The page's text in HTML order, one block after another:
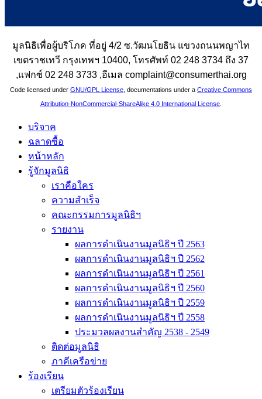
มูลนิธิเพื่อผู้บริโภค ที่อยู่ 4/2 ซ.วัฒนโยธิน แขวงถนนพญาไท
เขตราชเทวี กรุงเทพฯ 10400, โทรศัพท์ 02 248 3734 ถึง 37
,แฟกซ์ 02 248 3733 ,อีเมล complaint@consumerthai.org
Code licensed under GNU/GPL License , documentations under a Creative Commons
Attribution-NonCommercial-ShareAlike 4.0 International License
บริจาค
ฉลาดซื้อ
หน้าหลัก
รู้จักมูลนิธิ
เราคือใคร
ความสำเร็จ
คณะกรรมการมูลนิธิฯ
รายงาน
ผลการดำเนินงานมูลนิธิฯ ปี 2563
ผลการดำเนินงานมูลนิธิฯ ปี 2562
ผลการดำเนินงานมูลนิธิฯ ปี 2561
ผลการดำเนินงานมูลนิธิฯ ปี 2560
ผลการดำเนินงานมูลนิธิฯ ปี 2559
ผลการดำเนินงานมูลนิธิฯ ปี 2558
ประมวลผลงานสำคัญ 2538 - 2549
ติดต่อมูลนิธิ
ภาคีเครือข่าย
ร้องเรียน
เตรียมตัวร้องเรียน